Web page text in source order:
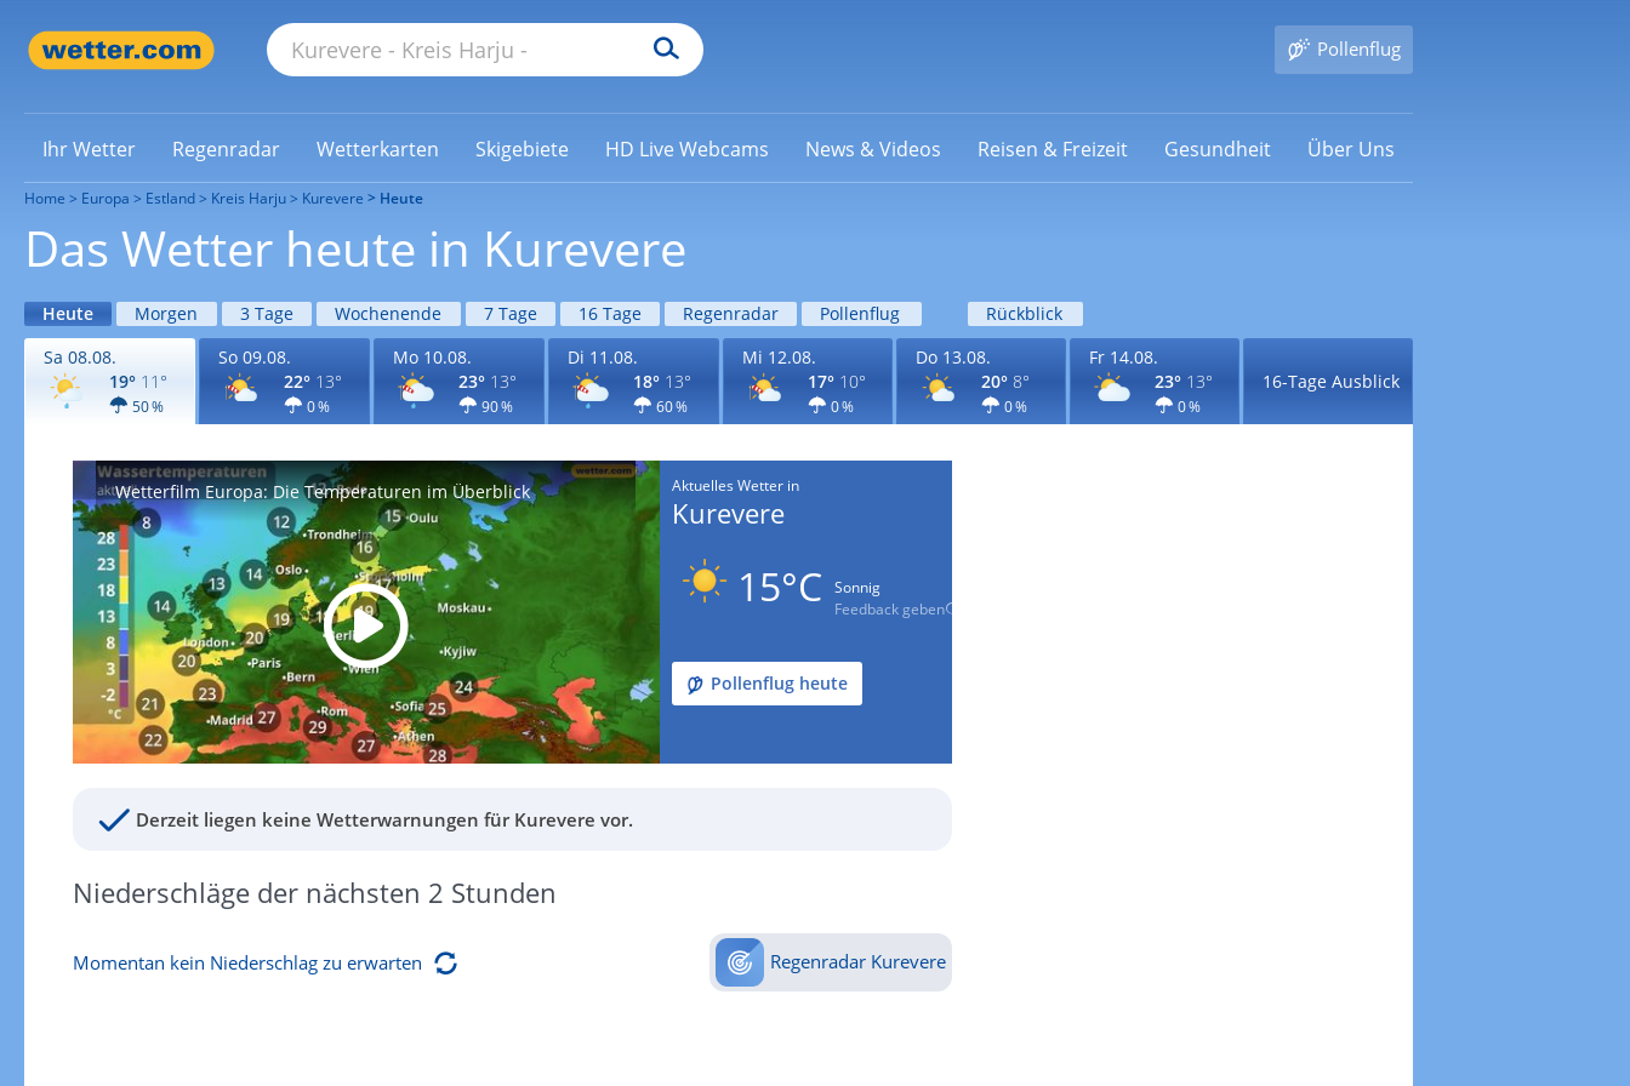
Pollenflug
Ihr Wetter Regenradar Wetterkarten Skigebiete HD Live Webcams News & Videos Reisen & Freizeit Gesundheit Über Uns
Home Europa Estland Kreis Harju Kurevere Heute
Das Wetter heute in Kurevere
Heute Morgen 3 Tage Wochenende 7 Tage 16 Tage Regenradar Pollenflug
Rückblick
Sa 08.08.
19° 11°
50 %
So 09.08.
22° 13°
0 %
Mo 10.08.
23° 13°
90 %
Di 11.08.
18° 13°
60 %
Mi 12.08.
17° 10°
0 %
Do 13.08.
20° 8°
0 %
Fr 14.08.
23° 13°
0 %
16-Tage Ausblick
Wetterfilm Europa: Die Temperaturen im Überblick Aktuelles Wetter in
Kurevere
15°C
Sonnig
Feedback geben
Pollenflug heute
Derzeit liegen keine Wetterwarnungen für Kurevere vor.
Niederschläge der nächsten 2 Stunden
Momentan kein Niederschlag zu erwarten Regenradar Kurevere